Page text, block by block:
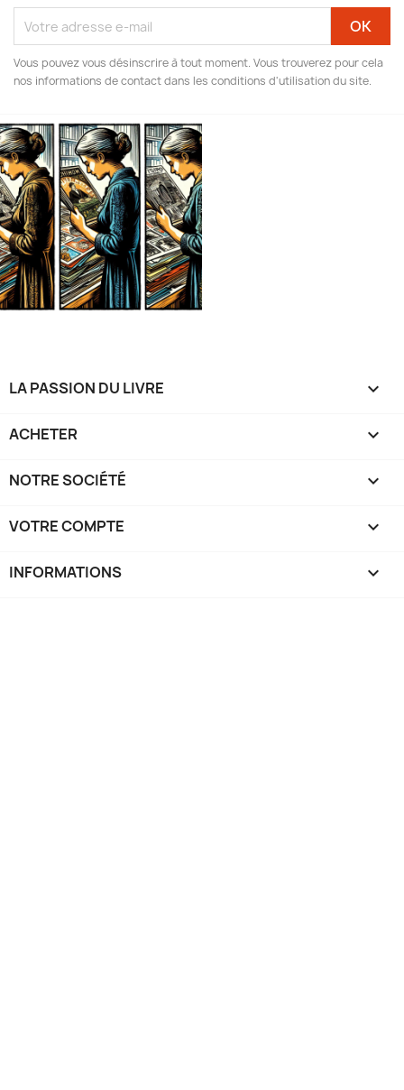
Vous pouvez vous désinscrire à tout moment. Vous trouverez pour cela
nos informations de contact dans les conditions d'utilisation du site.
LA PASSION DU LIVRE 
ACHETER 
NOTRE SOCIÉTÉ 
VOTRE COMPTE 
INFORMATIONS keyboard_arrow_down